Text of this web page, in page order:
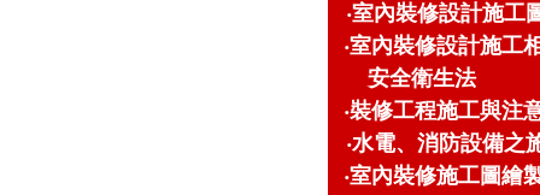
‧室內裝修設計施工
‧室內裝修設計施工
安全衛生法
‧裝修工程施工與注
‧水電、消防設備之
‧室內裝修施工圖繪